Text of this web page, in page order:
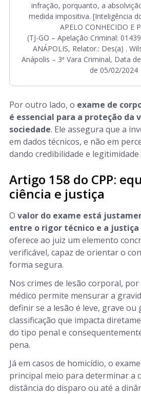
infração, porquanto, a
medida impositiva. [Inteligência
APELO CONHECIDO E
(TJ-GO – Apelação Criminal:
ANÁPOLIS, Relator.: Des(a) .
Anápolis – 3ª Vara Criminal, Data
de 05/02/2024
Por outro lado, o exame de
é essencial para a proteção da
sociedade. Ele assegura que a
em dados técnicos, e não em
dando credibilidade e legitimidade
Artigo 158 do CPP:
ciência e justiça
O valor do exame está
entre o rigor técnico e a justiça
oferece ao juiz um elemento
verificável, capaz de orientar o
forma segura.
Nos crimes de lesão corporal,
médico permite mensurar a
definir se a lesão é leve, grave
classificação que impacta
do tipo penal e
pena.
Já em casos de homicídio, o
principal meio para determinar a
distância do disparo ou até a